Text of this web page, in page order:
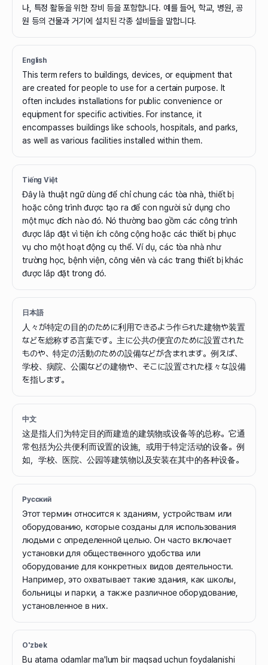
나, 특정 활동을 위한 장비 등을 포함합니다. 예를 들어, 학교, 병원, 공
원 등의 건물과 거기에 설치된 각종 설비들을 말합니다.
English
This term refers to buildings, devices, or equipment that
are created for people to use for a certain purpose. It
often includes installations for public convenience or
equipment for specific activities. For instance, it
encompasses buildings like schools, hospitals, and parks,
as well as various facilities installed within them.
Tiếng Việt
Đây là thuật ngữ dùng để chỉ chung các tòa nhà, thiết bị
hoặc công trình được tạo ra để con người sử dụng cho
một mục đích nào đó. Nó thường bao gồm các công trình
được lắp đặt vì tiện ích công cộng hoặc các thiết bị phục
vụ cho một hoạt động cụ thể. Ví dụ, các tòa nhà như
trường học, bệnh viện, công viên và các trang thiết bị khác
được lắp đặt trong đó.
日本語
人々が特定の目的のために利用できるよう作られた建物や装置
などを総称する言葉です。主に公共の便宜のために設置された
ものや、特定の活動のための設備などが含まれます。例えば、
学校、病院、公園などの建物や、そこに設置された様々な設備
を指します。
中文
这是指人们为特定目的而建造的建筑物或设备等的总称。它通
常包括为公共便利而设置的设施，或用于特定活动的设备。例
如，学校、医院、公园等建筑物以及安装在其中的各种设备。
Русский
Этот термин относится к зданиям, устройствам или
оборудованию, которые созданы для использования
людьми с определенной целью. Он часто включает
установки для общественного удобства или
оборудование для конкретных видов деятельности.
Например, это охватывает такие здания, как школы,
больницы и парки, а также различное оборудование,
установленное в них.
O'zbek
Bu atama odamlar ma'lum bir maqsad uchun foydalanishi